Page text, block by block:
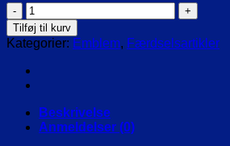
Emblem
m.
patentluk,
crome,
3,6x2,3cm.
HMI
antal
Tilføj til kurv
Kategorier: Emblem, Færdselsartikler
Beskrivelse
Anmeldelser (0)